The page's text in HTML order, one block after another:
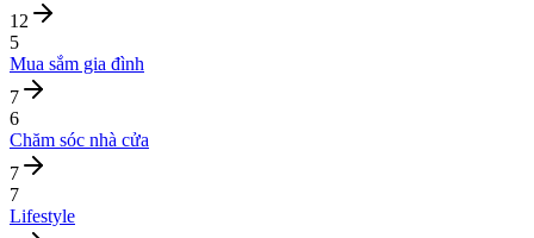
12
5
Mua sắm gia đình
7
6
Chăm sóc nhà cửa
7
7
Lifestyle